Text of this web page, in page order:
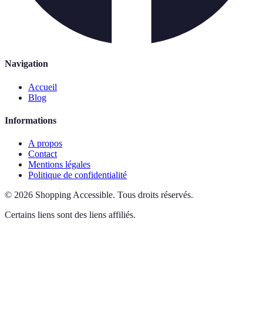
Navigation
Accueil
Blog
Informations
A propos
Contact
Mentions légales
Politique de confidentialité
© 2026 Shopping Accessible. Tous droits réservés.
Certains liens sont des liens affiliés.